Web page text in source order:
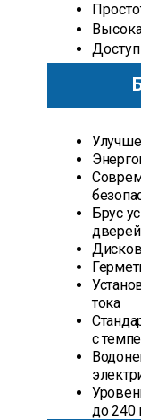
Брус
дверей
тока
с
до 240